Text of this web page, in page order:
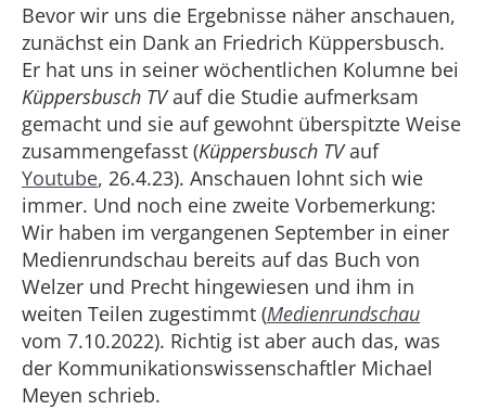
Bevor wir uns die Ergebnisse näher anschauen,
zunächst ein Dank an Friedrich Küppersbusch.
Er hat uns in seiner wöchentlichen Kolumne bei
Küppersbusch TVauf die Studie aufmerksam
gemacht und sie auf gewohnt überspitzte Weise
zusammengefasst (Küppersbusch TVauf
Youtube, 26.4.23). Anschauen lohnt sich wie
immer. Und noch eine zweite Vorbemerkung:
Wir haben im vergangenen September in einer
Medienrundschau bereits auf das Buch von
Welzer und Precht hingewiesen und ihm in
weiten Teilen zugestimmt (Medienrundschau
vom 7.10.2022). Richtig ist aber auch das, was
der Kommunikationswissenschaftler Michael
Meyen schrieb.